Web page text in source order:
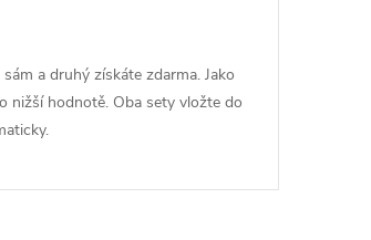
a druhý získáte zdarma. Jako
nižší hodnotě. Oba sety vložte do